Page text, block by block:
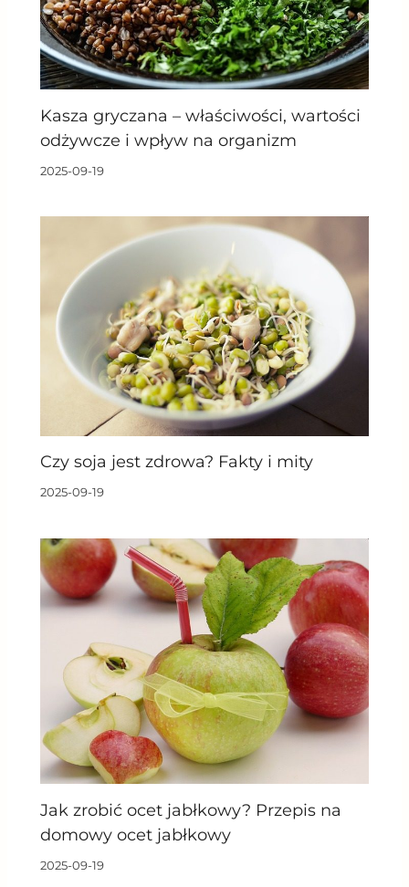
Kasza gryczana – właściwości, wartości
odżywcze i wpływ na organizm
2025-09-19
Czy soja jest zdrowa? Fakty i mity
2025-09-19
Jak zrobić ocet jabłkowy? Przepis na
domowy ocet jabłkowy
2025-09-19